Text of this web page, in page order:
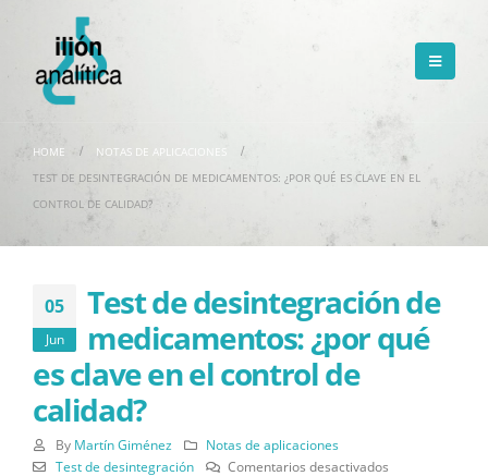
HOME
NOTAS DE APLICACIONES
TEST DE DESINTEGRACIÓN DE MEDICAMENTOS: ¿POR QUÉ ES CLAVE EN EL
CONTROL DE CALIDAD?
05
Jun
Test de desintegración de
medicamentos: ¿por qué
es clave en el control de
calidad?
By Martín Giménez
Notas de aplicaciones
Test de desintegración
Comentarios desactivados